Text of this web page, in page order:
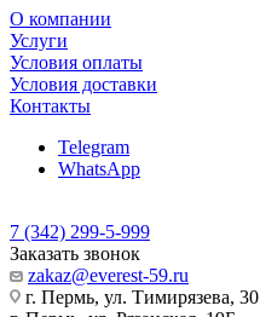
О компании
Услуги
Условия оплаты
Условия доставки
Контакты
Telegram
WhatsApp
7 (342) 299-5-999
Заказать звонок
zakaz@everest-59.ru
г. Пермь, ул. Тимирязева, 30